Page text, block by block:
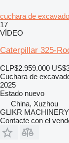
cuchara de
17
VÍDEO
Caterpillar 325-
CLP$2.959.000
Cuchara de
2025
Estado nuevo
China, Xuzhou
GLIKR
Contacte con el